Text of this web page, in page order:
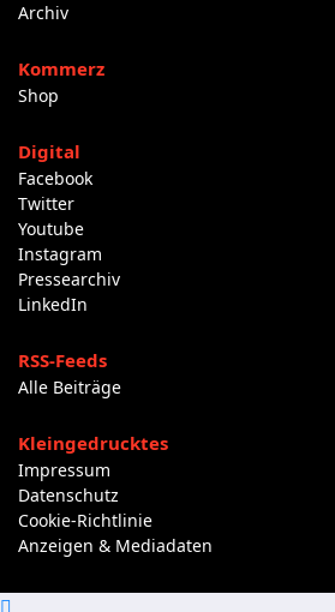
Archiv
Kommerz
Shop
Digital
Facebook
Twitter
Youtube
Instagram
Pressearchiv
LinkedIn
RSS-Feeds
Alle Beiträge
Kleingedrucktes
Impressum
Datenschutz
Cookie-Richtlinie
Anzeigen & Mediadaten